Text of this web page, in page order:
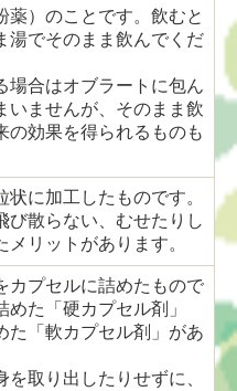
薬）のことです。飲むと
湯でそのまま飲んでくだ
場合はオブラートに包ん
いませんが、そのまま飲
の効果を得られるものも
状に加工したものです。
び散らない、むせたりし
メリットがあります。
カプセルに詰めたもので
めた「硬カプセル剤」
た「軟カプセル剤」があ
を取り出したりせずに、